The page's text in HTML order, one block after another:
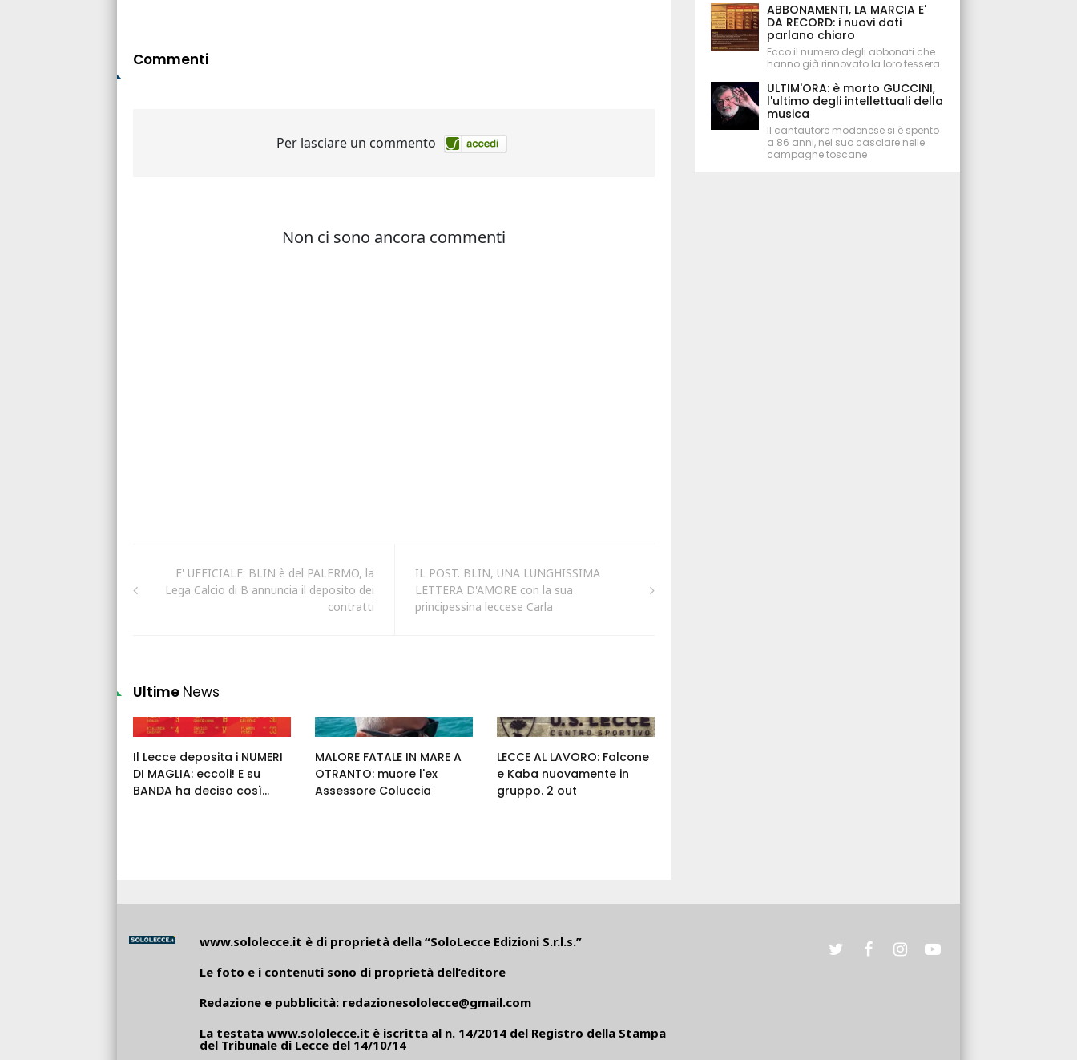
Commenti
E' UFFICIALE: BLIN è del PALERMO, la
Lega Calcio di B annuncia il deposito dei
contratti
IL POST. BLIN, UNA LUNGHISSIMA
LETTERA D'AMORE con la sua
principessina leccese Carla
Ultime News
Il Lecce deposita i NUMERI
DI MAGLIA: eccoli! E su
BANDA ha deciso così...
MALORE FATALE IN MARE A
OTRANTO: muore l'ex
Assessore Coluccia
LECCE AL LAVORO: Falcone
e Kaba nuovamente in
gruppo. 2 out
ABBONAMENTI, LA MARCIA E'
DA RECORD: i nuovi dati
parlano chiaro
Ecco il numero degli abbonati che
hanno già rinnovato la loro tessera
ULTIM'ORA: è morto GUCCINI,
l'ultimo degli intellettuali della
musica
Il cantautore modenese si è spento
a 86 anni, nel suo casolare nelle
campagne toscane
www.sololecce.it è di proprietà della “SoloLecce Edizioni S.r.l.s.”
Le foto e i contenuti sono di proprietà dell’editore
Redazione e pubblicità: redazionesololecce@gmail.com
La testata www.sololecce.it è iscritta al n. 14/2014 del Registro della Stampa
del Tribunale di Lecce del 14/10/14